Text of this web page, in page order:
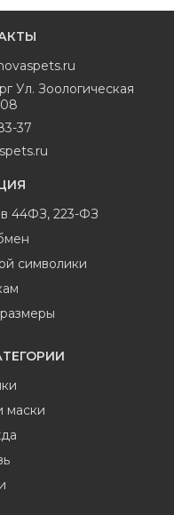
Ул. Зоологическая
37
44ФЗ, 223-ФЗ
символики
маски